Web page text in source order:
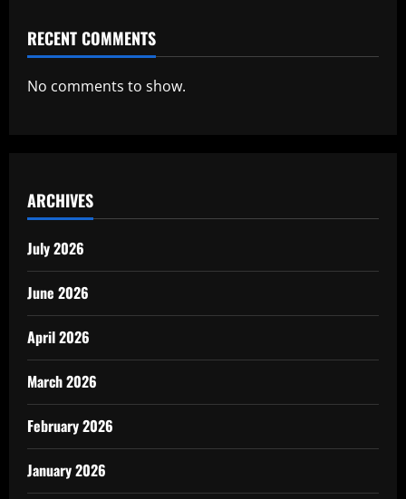
RECENT COMMENTS
No comments to show.
ARCHIVES
July 2026
June 2026
April 2026
March 2026
February 2026
January 2026